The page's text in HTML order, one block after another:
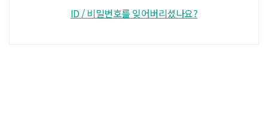
ID / 비밀번호를 잊어버리셨나요?